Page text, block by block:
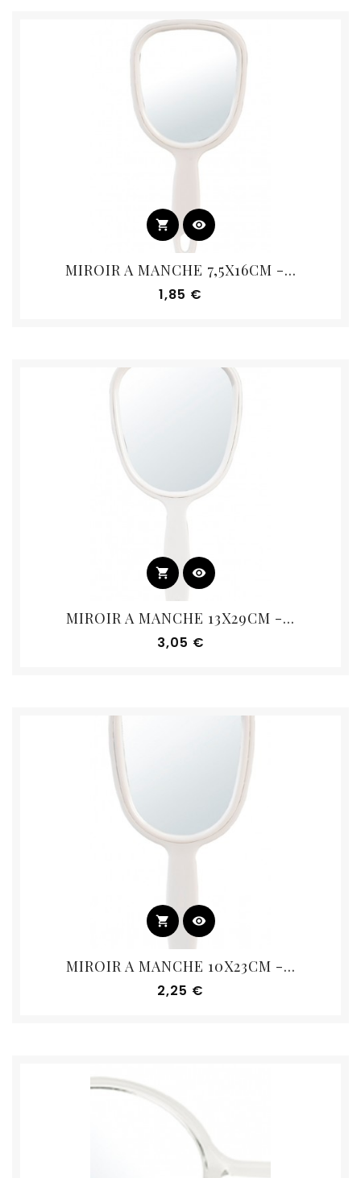
shopping_cart visibility
MIROIR A MANCHE 7,5X16CM -...
1,85 €
shopping_cart visibility
MIROIR A MANCHE 13X29CM -...
3,05 €
shopping_cart visibility
MIROIR A MANCHE 10X23CM -...
2,25 €